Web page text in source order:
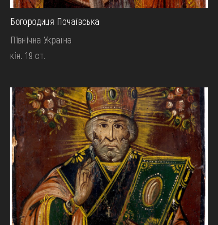
Богородиця Почаївська
Північна Україна
кін. 19 ст.